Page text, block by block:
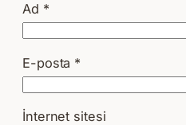
Ad *
E-posta *
İnternet sitesi